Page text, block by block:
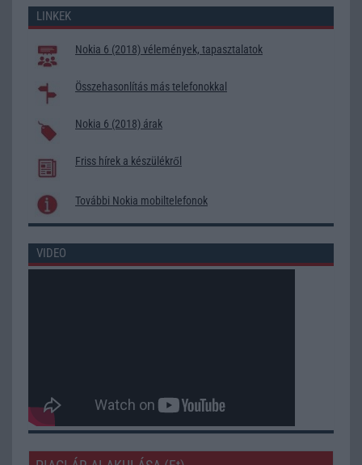
LINKEK
Nokia 6 (2018) vélemények, tapasztalatok
Összehasonlítás más telefonokkal
Nokia 6 (2018) árak
Friss hírek a készülékről
További Nokia mobiltelefonok
VIDEO